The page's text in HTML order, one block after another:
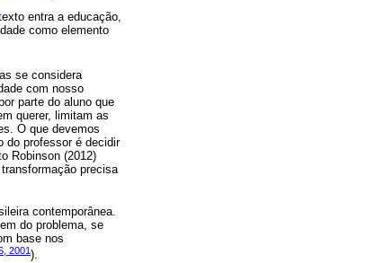
entra a educação,
como elemento
se considera
com nosso
parte do aluno que
querer, limitam as
O que devemos
do professor é decidir
Robinson (2012)
precisa
contemporânea.
do problema, se
base nos
2001).